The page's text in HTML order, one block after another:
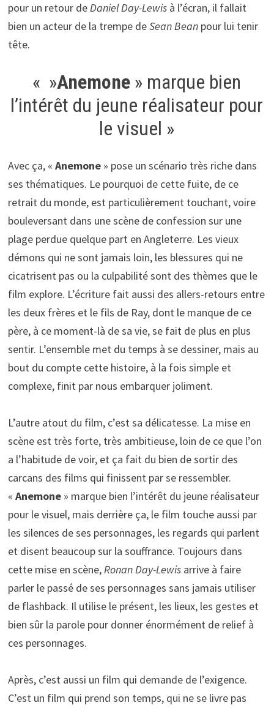
pour un retour deDaniel Day-Lewisà l’écran, il fallait
bien un acteur de la trempe deSean Beanpour lui tenir
tête.
« »Anemone » marque bien
l’intérêt du jeune réalisateur pour
le visuel »
Avec ça, « Anemone» pose un scénario très riche dans
ses thématiques. Le pourquoi de cette fuite, de ce
retrait du monde, est particulièrement touchant, voire
bouleversant dans une scène de confession sur une
plage perdue quelque part en Angleterre. Les vieux
démons qui ne sont jamais loin, les blessures qui ne
cicatrisent pas ou la culpabilité sont des thèmes que le
film explore. L’écriture fait aussi des allers-retours entre
les deux frères et le fils de Ray, dont le manque de ce
père, à ce moment-là de sa vie, se fait de plus en plus
sentir. L’ensemble met du temps à se dessiner, mais au
bout du compte cette histoire, à la fois simple et
complexe, finit par nous embarquer joliment.
L’autre atout du film, c’est sa délicatesse. La mise en
scène est très forte, très ambitieuse, loin de ce que l’on
a l’habitude de voir, et ça fait du bien de sortir des
carcans des films qui finissent par se ressembler.
« Anemone» marque bien l’intérêt du jeune réalisateur
pour le visuel, mais derrière ça, le film touche aussi par
les silences de ses personnages, les regards qui parlent
et disent beaucoup sur la souffrance. Toujours dans
cette mise en scène,Ronan Day-Lewisarrive à faire
parler le passé de ses personnages sans jamais utiliser
de flashback. Il utilise le présent, les lieux, les gestes et
bien sûr la parole pour donner énormément de relief à
ces personnages.
Après, c’est aussi un film qui demande de l’exigence.
C’est un film qui prend son temps, qui ne se livre pas